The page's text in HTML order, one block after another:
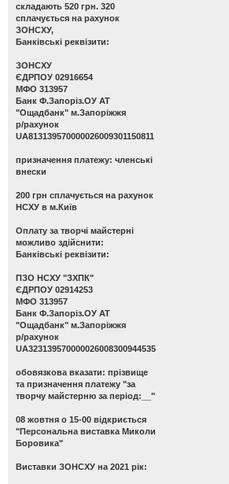
складають 520 грн. 320
сплачується на рахунок
ЗОНСХУ,
Банківські реквізити:
ЗОНСХУ
ЄДРПОУ 02916654
МФО 313957
Банк Ф.Запоріз.ОУ АТ
"Ощадбанк" м.Запоріжжя
р/рахунок
UA813139570000026009301150811
призначення платежу: членські
внески
200 грн сплачується на рахунок
НСХУ в м.Київ
Оплату за творчі майстерні
можливо здійснити:
Банківські реквізити:
ПЗО НСХУ "ЗХПК"
ЄДРПОУ 02914253
МФО 313957
Банк Ф.Запоріз.ОУ АТ
"Ощадбанк" м.Запоріжжя
р/рахунок
UA323139570000026008300944535
обовязкова вказати: прізвище
та призначення платежу "за
творчу майстерню за період:__"
08 жовтня о 15-00 відкриється
"Персональна виставка Миколи
Боровика"
Виставки ЗОНСХУ на 2021 рік: